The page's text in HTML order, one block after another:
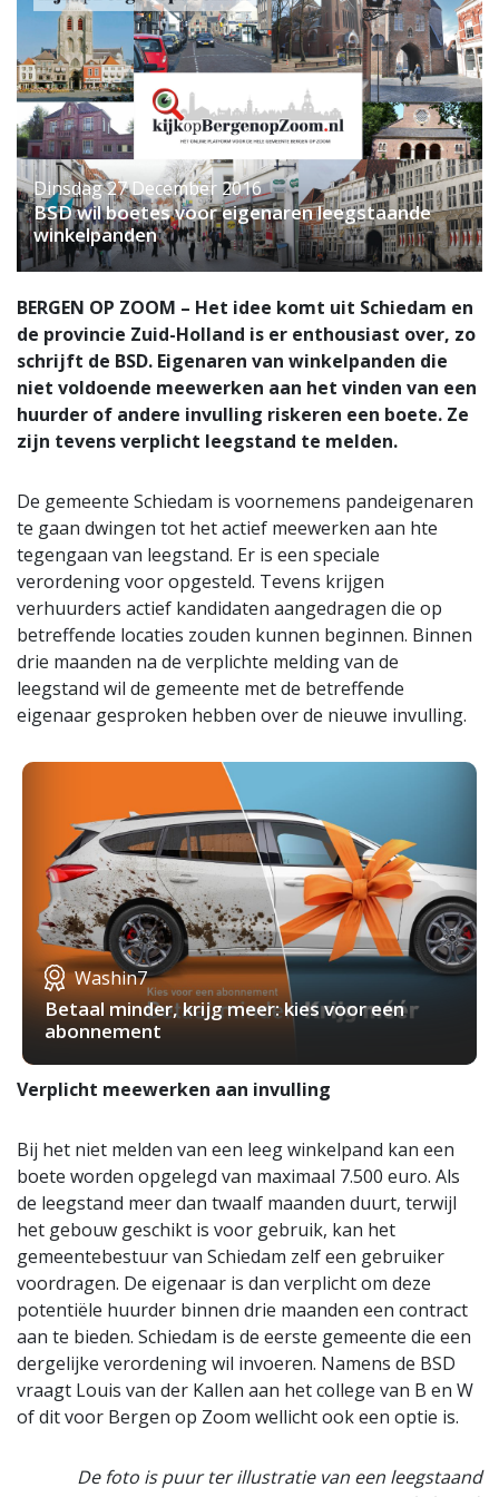
Dinsdag 27 December 2016
BSD wil boetes voor eigenaren leegstaande
winkelpanden
BERGEN OP ZOOM – Het idee komt uit Schiedam en
de provincie Zuid-Holland is er enthousiast over, zo
schrijft de BSD. Eigenaren van winkelpanden die
niet voldoende meewerken aan het vinden van een
huurder of andere invulling riskeren een boete. Ze
zijn tevens verplicht leegstand te melden.
De gemeente Schiedam is voornemens pandeigenaren
te gaan dwingen tot het actief meewerken aan hte
tegengaan van leegstand. Er is een speciale
verordening voor opgesteld. Tevens krijgen
verhuurders actief kandidaten aangedragen die op
betreffende locaties zouden kunnen beginnen. Binnen
drie maanden na de verplichte melding van de
leegstand wil de gemeente met de betreffende
eigenaar gesproken hebben over de nieuwe invulling.
Washin7
Betaal minder, krijg meer: kies voor een
abonnement
Verplicht meewerken aan invulling
Bij het niet melden van een leeg winkelpand kan een
boete worden opgelegd van maximaal 7.500 euro. Als
de leegstand meer dan twaalf maanden duurt, terwijl
het gebouw geschikt is voor gebruik, kan het
gemeentebestuur van Schiedam zelf een gebruiker
voordragen. De eigenaar is dan verplicht om deze
potentiële huurder binnen drie maanden een contract
aan te bieden. Schiedam is de eerste gemeente die een
dergelijke verordening wil invoeren. Namens de BSD
vraagt Louis van der Kallen aan het college van B en W
of dit voor Bergen op Zoom wellicht ook een optie is.
De foto is puur ter illustratie van een leegstaand